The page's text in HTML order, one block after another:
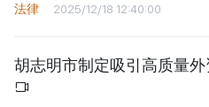
法律 2025/12/18 12:40:00
胡志明市制定吸引高质量外